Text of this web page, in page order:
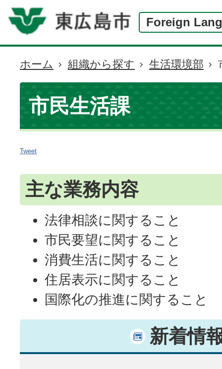
Foreign
現
在
の
位
置
ホーム 組織から探す 生活環境部
市民生活課
主な業務内容
法律相談に関すること
市民要望に関すること
消費生活に関すること
住居表示に関すること
国際化の推進に関すること
新着情